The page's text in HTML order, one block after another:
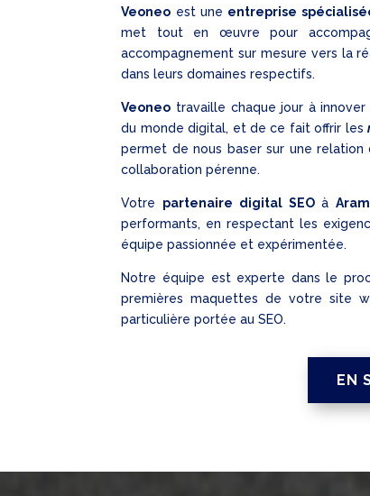
Veoneo est une entreprise
met tout en œuvre pour
accompagnement sur mesure vers la
dans leurs domaines respectifs.
Veoneo travaille chaque jour à
du monde digital, et de ce fait offrir les
permet de nous baser sur une
collaboration pérenne.
Votre partenaire digital SEOà
performants, en respectant les
équipe passionnée et expérimentée.
Notre équipe est experte dans le
premières maquettes de votre site
particulière portée au SEO.
EN